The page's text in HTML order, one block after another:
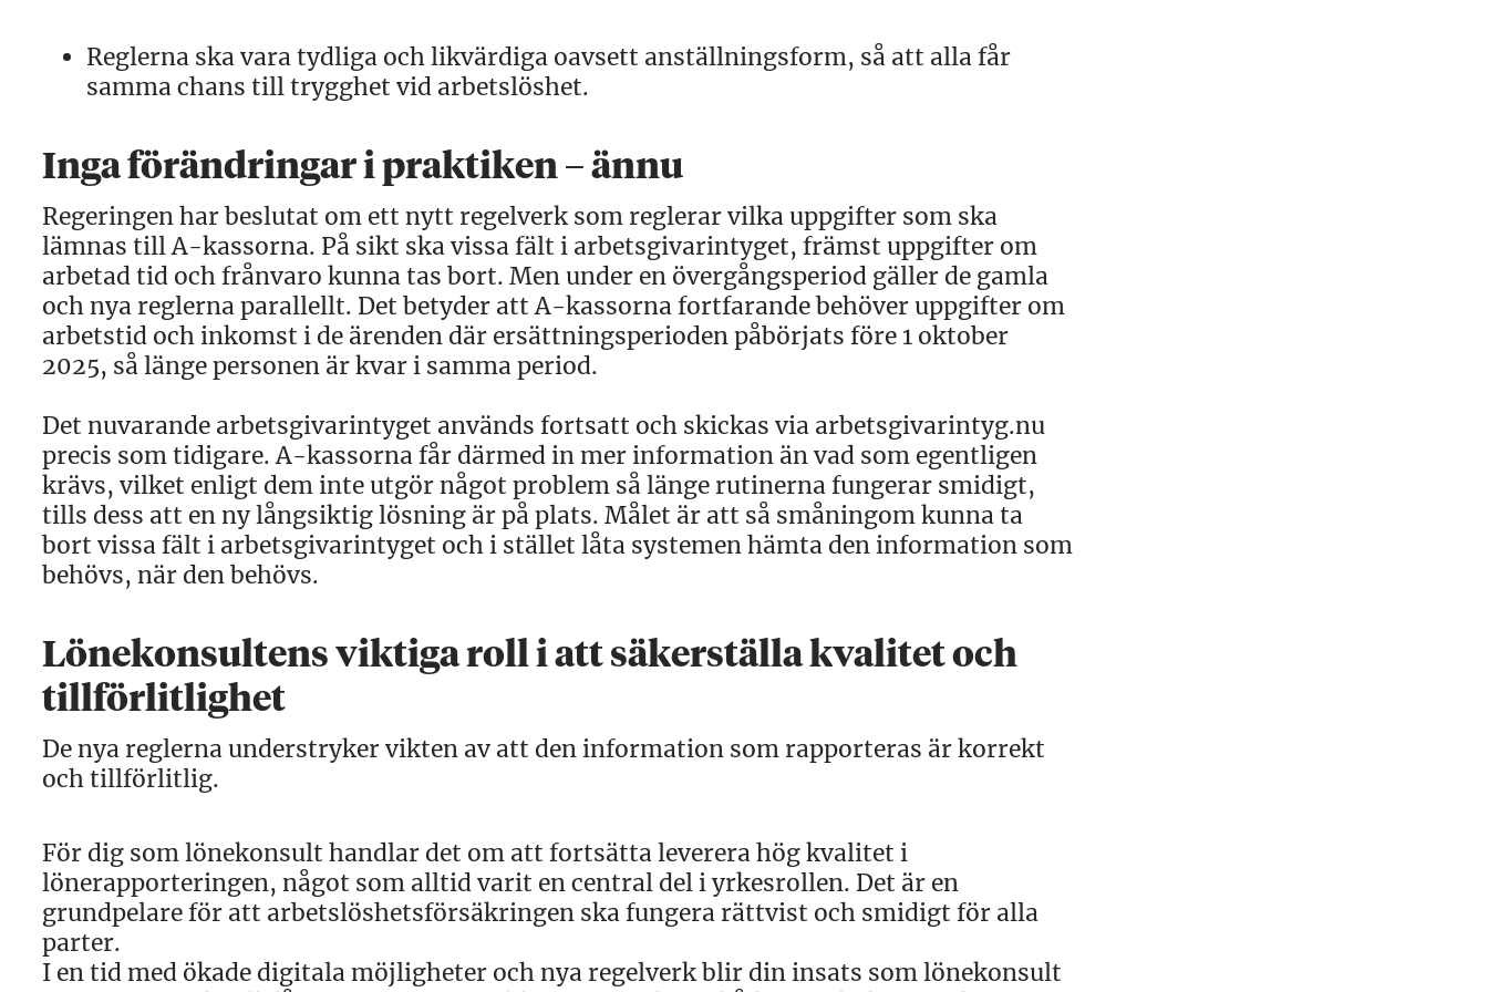
Reglerna ska vara tydliga och likvärdiga oavsett anställningsform, så att alla får
samma chans till trygghet vid arbetslöshet.
Inga förändringar i praktiken – ännu
Regeringen har beslutat om ett nytt regelverk som reglerar vilka uppgifter som ska
lämnas till A-kassorna. På sikt ska vissa fält i arbetsgivarintyget, främst uppgifter om
arbetad tid och frånvaro kunna tas bort. Men under en övergångsperiod gäller de gamla
och nya reglerna parallellt. Det betyder att A-kassorna fortfarande behöver uppgifter om
arbetstid och inkomst i de ärenden där ersättningsperioden påbörjats före 1 oktober
2025, så länge personen är kvar i samma period.
Det nuvarande arbetsgivarintyget används fortsatt och skickas via arbetsgivarintyg.nu
precis som tidigare. A-kassorna får därmed in mer information än vad som egentligen
krävs, vilket enligt dem inte utgör något problem så länge rutinerna fungerar smidigt,
tills dess att en ny långsiktig lösning är på plats. Målet är att så småningom kunna ta
bort vissa fält i arbetsgivarintyget och i stället låta systemen hämta den information som
behövs, när den behövs.
Lönekonsultens viktiga roll i att säkerställa kvalitet och
tillförlitlighet
De nya reglerna understryker vikten av att den information som rapporteras är korrekt
och tillförlitlig.
För dig som lönekonsult handlar det om att fortsätta leverera hög kvalitet i
lönerapporteringen, något som alltid varit en central del i yrkesrollen. Det är en
grundpelare för att arbetslöshetsförsäkringen ska fungera rättvist och smidigt för alla
parter.
I en tid med ökade digitala möjligheter och nya regelverk blir din insats som lönekonsult